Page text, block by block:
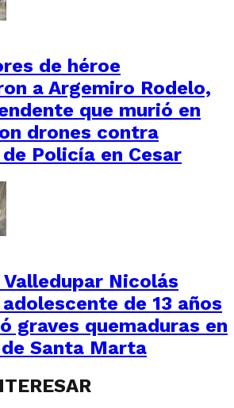
de héroe
a Argemiro Rodelo,
que murió en
drones contra
Policía en Cesar
Nicolás
de 13 años
graves quemaduras en
Santa Marta